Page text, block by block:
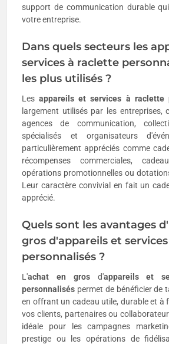
support de communication durable
votre entreprise.
Dans quels secteurs les
services à raclette
les plus utilisés ?
Lesappareils et services à raclette
largement utilisés par les entreprises,
agences de communication,
spécialisés et organisateurs
particulièrement appréciés comme
récompenses commerciales,
opérations promotionnelles ou
Leur caractère convivial en fait un
apprécié.
Quels sont les avantages
gros d'appareils et
personnalisés ?
L'achat en grosd'appareils et
personnalisés permet de bénéficier de
en offrant un cadeau utile, durable et à
vos clients, partenaires ou
idéale pour les campagnes
prestige ou les opérations de